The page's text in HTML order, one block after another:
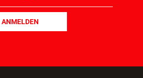
ANMELDEN